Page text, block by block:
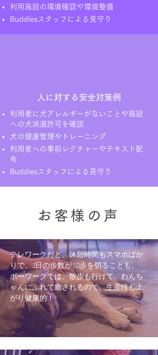
利用施設の環境確認や環境整備
Buddiesスタッフによる見守り
人に対する安全対策例
利用者に犬アレルギーがないことや施設
への犬派遣許可を確認
犬の健康管理やトレーニング
利用者への事前レクチャーやテキスト配
布
Buddiesスタッフによる見守り
お客様の声
テレワークだと、休憩時間もスマホばか
りで、1日の歩数が50歩を切ることも。
ポーワークでは、散歩も行けて、わんち
ゃんにふれて癒されるので、生産性も上
がり健康的！